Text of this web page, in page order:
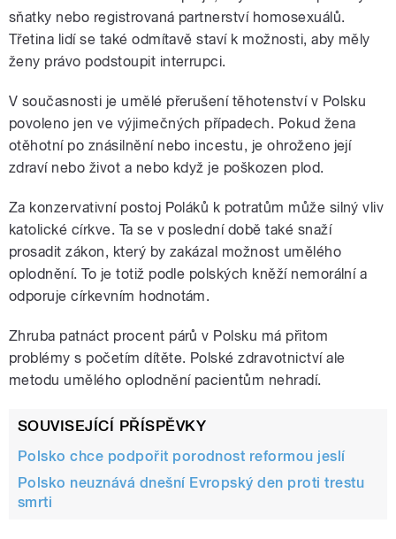
sňatky nebo registrovaná partnerství homosexuálů.
Třetina lidí se také odmítavě staví k možnosti, aby měly
ženy právo podstoupit interrupci.
V současnosti je umělé přerušení těhotenství v Polsku
povoleno jen ve výjimečných případech. Pokud žena
otěhotní po znásilnění nebo incestu, je ohroženo její
zdraví nebo život a nebo když je poškozen plod.
Za konzervativní postoj Poláků k potratům může silný vliv
katolické církve. Ta se v poslední době také snaží
prosadit zákon, který by zakázal možnost umělého
oplodnění. To je totiž podle polských kněží nemorální a
odporuje církevním hodnotám.
Zhruba patnáct procent párů v Polsku má přitom
problémy s početím dítěte. Polské zdravotnictví ale
metodu umělého oplodnění pacientům nehradí.
SOUVISEJÍCÍ PŘÍSPĚVKY
Polsko chce podpořit porodnost reformou jeslí
Polsko neuznává dnešní Evropský den proti trestu
smrti